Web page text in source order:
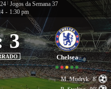
Jogos da Semana 37
- 1:30 pm
3
Chelsea
M. Mudryk 8'